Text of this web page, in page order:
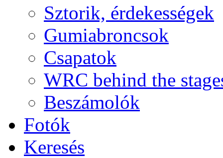
Sztorik, érdekességek
Gumiabroncsok
Csapatok
WRC behind the
Beszámolók
Fotók
Keresés